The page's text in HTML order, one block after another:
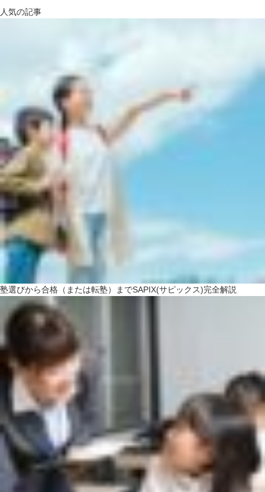
人気の記事
塾選びから合格（または転塾）までSAPIX(サピックス)完全解説